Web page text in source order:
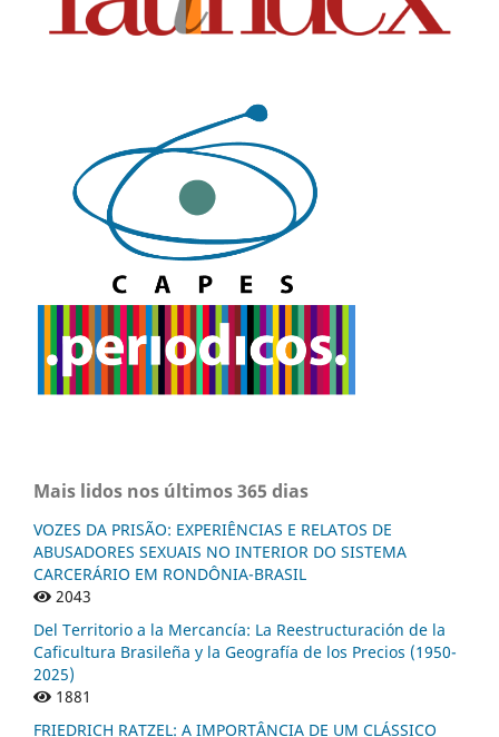
Mais lidos nos últimos 365 dias
VOZES DA PRISÃO: EXPERIÊNCIAS E RELATOS DE
ABUSADORES SEXUAIS NO INTERIOR DO SISTEMA
CARCERÁRIO EM RONDÔNIA-BRASIL
2043
Del Territorio a la Mercancía: La Reestructuración de la
Caficultura Brasileña y la Geografía de los Precios (1950-
2025)
1881
FRIEDRICH RATZEL: A IMPORTÂNCIA DE UM CLÁSSICO